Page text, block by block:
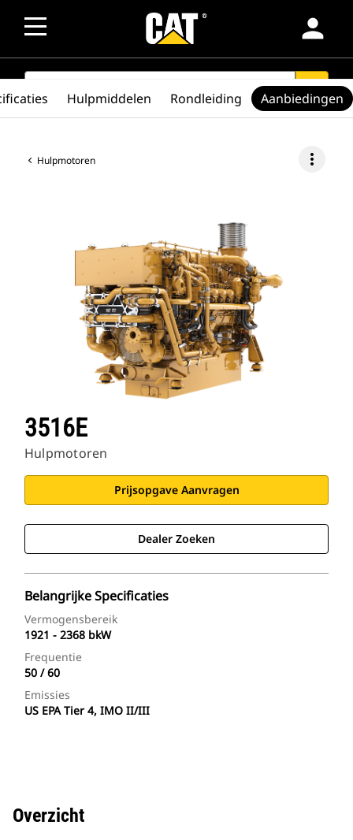
person
SEARCH search
Hulpmotoren more_vert
3516E
Hulpmotoren
Prijsopgave Aanvragen
Dealer Zoeken
Belangrijke Specificaties
Vermogensbereik
1921 - 2368 bkW
Frequentie
50 / 60
Emissies
US EPA Tier 4, IMO II/III
Hulpmiddelen Rondleiding Aanbiedingen
Overzicht